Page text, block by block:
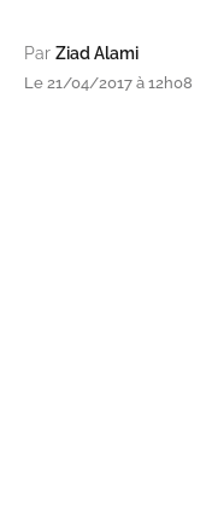
Par Ziad Alami
Le 21/04/2017 à 12h08